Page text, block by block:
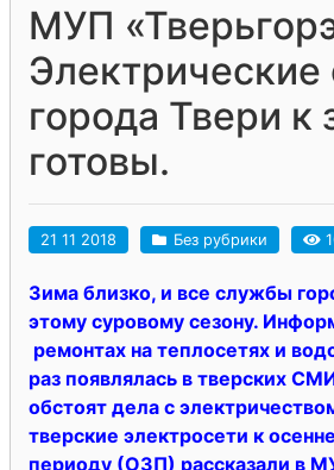
МУП
Электрические
города Твери к
готовы.
21 11 2018 Без рубрики
Зима близко, и все службы
этому суровому сезону.
ремонтах на теплосетях и
раз появлялась в тверских
обстоят дела с
тверские электросети к
периоду (ОЗП) рассказали в